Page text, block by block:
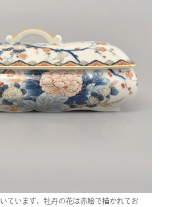
ています、牡丹の花は赤絵で描かれてお